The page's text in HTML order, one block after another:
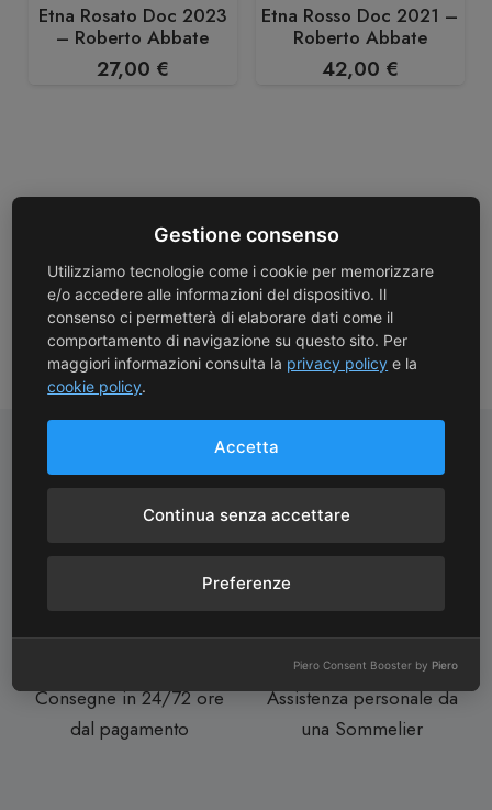
Etna Rosato Doc 2023
– Roberto Abbate
27,00 €
Etna Rosso Doc 2021 –
Roberto Abbate
42,00 €
Pagamenti Sicuri
Protezione avanzata con
crittografia SSL
Spedizioni Gratuite
Spedizioni gratuite con
corriere oltre 130 €
Consegne in 24/72 ore
dal pagamento
Assistenza Clienti
Assistenza personale da
una Sommelier
Gestione consenso
Utilizziamo tecnologie come i cookie per memorizzare
e/o accedere alle informazioni del dispositivo. Il
consenso ci permetterà di elaborare dati come il
comportamento di navigazione su questo sito. Per
maggiori informazioni consulta la privacy policy e la
cookie policy.
Accetta
Continua senza accettare
Preferenze
Piero Consent Booster by Piero